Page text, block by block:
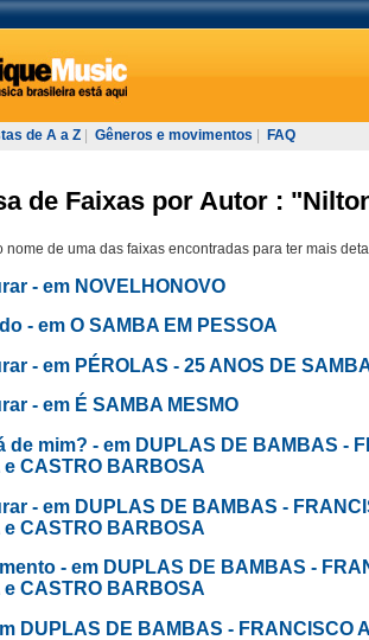
de A a Z Gêneros e movimentos FAQ
de Faixas por Autor :
nome de uma das faixas encontradas para ter mais
- em NOVELHONOVO
- em O SAMBA EM PESSOA
- em PÉROLAS - 25 ANOS DE
- em É SAMBA MESMO
de mim? - em DUPLAS DE BAMBAS -
e CASTRO BARBOSA
- em DUPLAS DE BAMBAS -
e CASTRO BARBOSA
- em DUPLAS DE BAMBAS -
e CASTRO BARBOSA
DUPLAS DE BAMBAS - FRANCISCO